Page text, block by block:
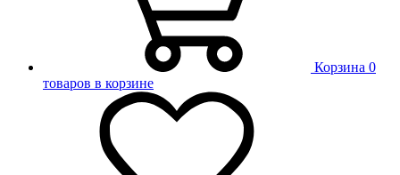
Корзина 0
товаров в корзине